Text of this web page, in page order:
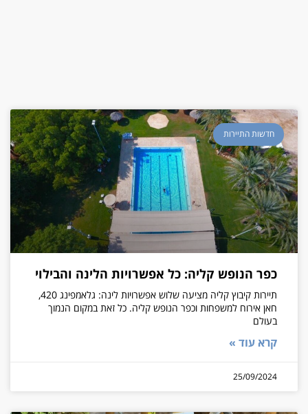
חדשות התיירות
כפר הנופש קליה: כל אפשרויות הלינה והבילוי
תיירות קיבוץ קליה מציעה שלוש אפשרויות לינה: גלאמפינג 420,
חאן אירוח למשפחות וכפר הנופש קליה. כל זאת במקום הנמוך
בעולם
קרא עוד »
25/09/2024